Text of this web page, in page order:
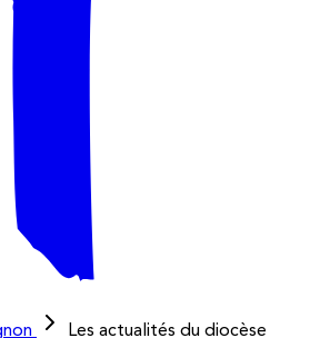
Les actualités du diocèse